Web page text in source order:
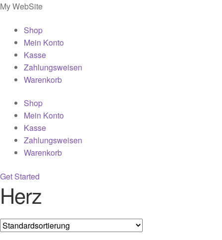
My WebSite
Shop
Mein Konto
Kasse
Zahlungsweisen
Warenkorb
Shop
Mein Konto
Kasse
Zahlungsweisen
Warenkorb
Get Started
Herz